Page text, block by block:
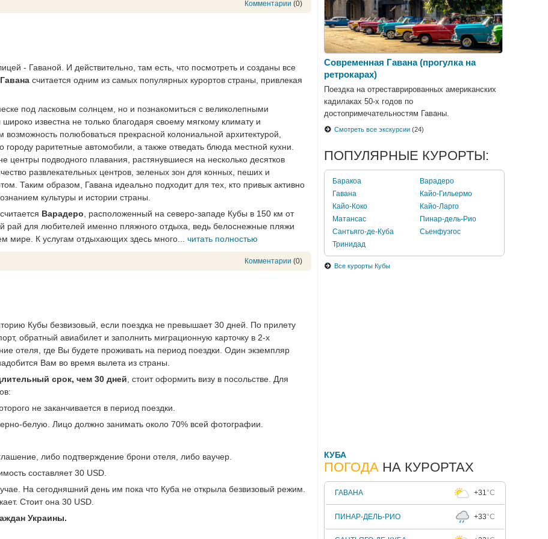
Комментарии (0)
- Гаваной. И действительно, там есть, что посмотреть и созданы все
Гавана считается одним из самых популярных курортов страны, привлекая
под ласковым солнцем, но и познакомиться с великолепными
известна не только благодаря своему мягкому климату и
полюбоваться прекрасной колониальной архитектурой,
раритетные автомобили, а также отведать блюда местной кухни.
центры подводного плавания, растянувшиеся на несколько десятков
развлекательных центров, зеленых зон для конных, пеших и
Таким образом, Гавана идеально подходит для тех, кто привык активно
культуры и истории страны.
Варадеро , расположенный на северо-западе Кубы в 150 км от
рай для любителей именно пляжного отдыха, ведь белоснежные пляжи
мире. К услугам отдыхающих здесь много... читать полностью
Комментарии (0)
Кубы безвизовый, если поездка не превышает 30 дней. По прилету
обратный авиабилет и заполнить миграционную карточку в 2-х
отеля, где Вы будете проживать на период поездки. Один экземпляр
Вам во время вылета из страны.
срок, чем 30 дней , стоит оформить визу в посольстве. Для
не заканчивается в период поездки.
белую. Лицо должно занимать около 70% всей фотографии.
либо подтверждение брони отеля, либо ваучер.
составляет 30 USD.
На сегодняшний день им пока что Куба не открыла безвизовый режим.
Стоит она 30 USD.
Украины.
Современная Гавана (прогулка на
ретрокарах)
Поездка на отреставрированных американских
кадилаках 50-х годов по
достопримечательностям Гаваны.
Смотреть все экскурсии (24)
ПОПУЛЯРНЫЕ КУРОРТЫ:
Баракоа
Варадеро
Гавана
Кайо-Гильермо
Кайо-Коко
Кайо-Ларго
Матансас
Пинар-дель-Рио
Сантьяго-де-Куба
Сьенфуэгос
Тринидад
Все курорты Кубы
КУБА
ПОГОДА НА КУРОРТАХ
ГАВАНА +31°C
ПИНАР-ДЕЛЬ-РИО +33°C